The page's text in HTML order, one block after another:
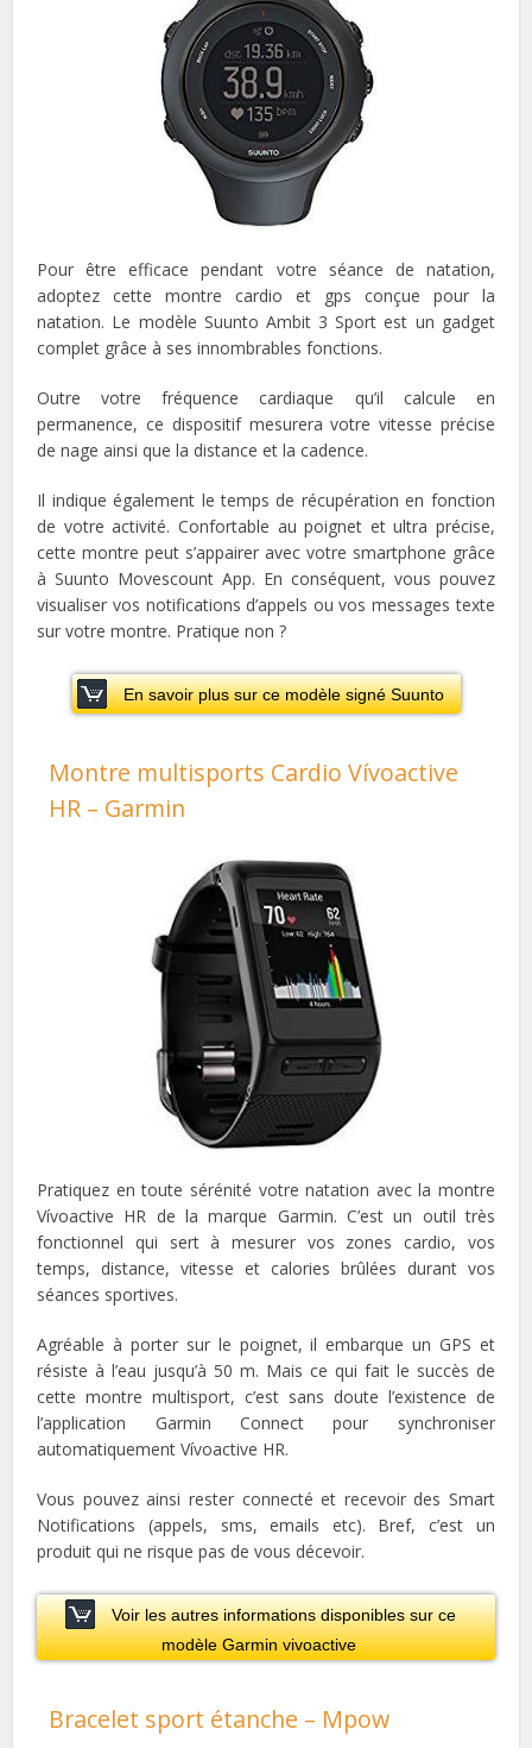
Pour être efficace pendant votre séance de natation,
adoptez cette montre cardio et gps conçue pour la
natation. Le modèle Suunto Ambit 3 Sport est un gadget
complet grâce à ses innombrables fonctions.
Outre votre fréquence cardiaque qu’il calcule en
permanence, ce dispositif mesurera votre vitesse précise
de nage ainsi que la distance et la cadence.
Il indique également le temps de récupération en fonction
de votre activité. Confortable au poignet et ultra précise,
cette montre peut s’appairer avec votre smartphone grâce
à Suunto Movescount App. En conséquent, vous pouvez
visualiser vos notifications d’appels ou vos messages texte
sur votre montre. Pratique non ?
En savoir plus sur ce modèle signé Suunto
Montre multisports Cardio Vívoactive
HR – Garmin
Pratiquez en toute sérénité votre natation avec la montre
Vívoactive HR de la marque Garmin. C’est un outil très
fonctionnel qui sert à mesurer vos zones cardio, vos
temps, distance, vitesse et calories brûlées durant vos
séances sportives.
Agréable à porter sur le poignet, il embarque un GPS et
résiste à l’eau jusqu’à 50 m. Mais ce qui fait le succès de
cette montre multisport, c’est sans doute l’existence de
l’application Garmin Connect pour synchroniser
automatiquement Vívoactive HR.
Vous pouvez ainsi rester connecté et recevoir des Smart
Notifications (appels, sms, emails etc). Bref, c’est un
produit qui ne risque pas de vous décevoir.
Voir les autres informations disponibles sur ce
modèle Garmin vivoactive
Bracelet sport étanche – Mpow